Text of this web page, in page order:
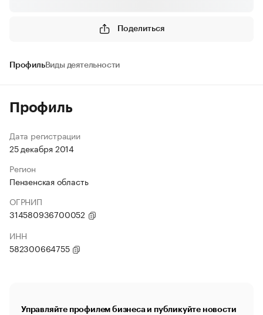
Поделиться
ПрофильВиды деятельности
Профиль
Дата регистрации
25 декабря 2014
Регион
Пензенская область
ОГРНИП
314580936700052
ИНН
582300664755
Управляйте профилем бизнеса и публикуйте новости